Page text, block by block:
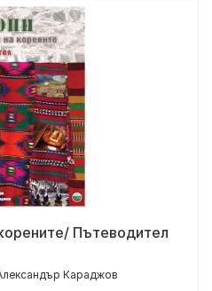
Пътеводител
Караджов